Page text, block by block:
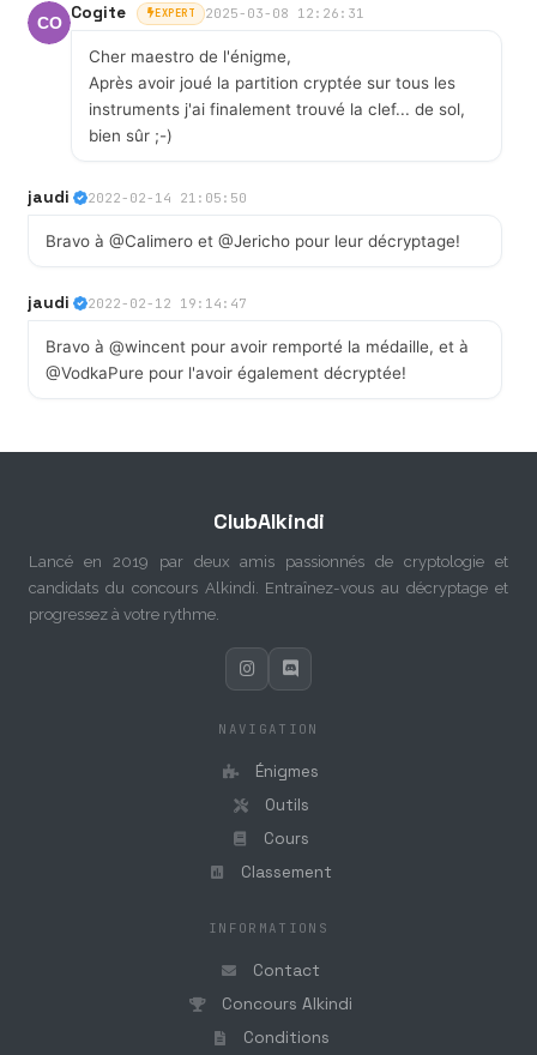
Cogite EXPERT 2025-03-08 12:26:31
Cher maestro de l'énigme,
Après avoir joué la partition cryptée sur tous les
instruments j'ai finalement trouvé la clef... de sol,
bien sûr ;-)
jaudi 2022-02-14 21:05:50
Bravo à @Calimero et @Jericho pour leur décryptage!
jaudi 2022-02-12 19:14:47
Bravo à @wincent pour avoir remporté la médaille, et à
@VodkaPure pour l'avoir également décryptée!
ClubAlkindi
Lancé en 2019 par deux amis passionnés de cryptologie et
candidats du concours Alkindi. Entraînez-vous au décryptage et
progressez à votre rythme.
NAVIGATION
Énigmes
Outils
Cours
Classement
INFORMATIONS
Contact
Concours Alkindi
Conditions